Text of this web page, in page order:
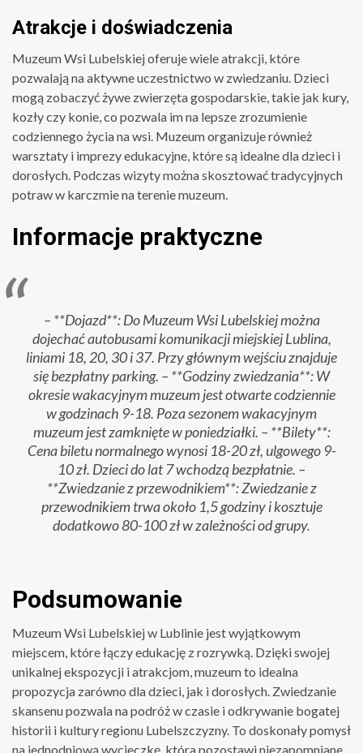
Atrakcje i doświadczenia
Muzeum Wsi Lubelskiej oferuje wiele atrakcji, które
pozwalają na aktywne uczestnictwo w zwiedzaniu. Dzieci
mogą zobaczyć żywe zwierzęta gospodarskie, takie jak kury,
kozły czy konie, co pozwala im na lepsze zrozumienie
codziennego życia na wsi. Muzeum organizuje również
warsztaty i imprezy edukacyjne, które są idealne dla dzieci i
dorosłych. Podczas wizyty można skosztować tradycyjnych
potraw w karczmie na terenie muzeum.
Informacje praktyczne
– **Dojazd**: Do Muzeum Wsi Lubelskiej można
dojechać autobusami komunikacji miejskiej Lublina,
liniami 18, 20, 30 i 37. Przy głównym wejściu znajduje
się bezpłatny parking. – **Godziny zwiedzania**: W
okresie wakacyjnym muzeum jest otwarte codziennie
w godzinach 9-18. Poza sezonem wakacyjnym
muzeum jest zamknięte w poniedziałki. – **Bilety**:
Cena biletu normalnego wynosi 18-20 zł, ulgowego 9-
10 zł. Dzieci do lat 7 wchodzą bezpłatnie. –
**Zwiedzanie z przewodnikiem**: Zwiedzanie z
przewodnikiem trwa około 1,5 godziny i kosztuje
dodatkowo 80-100 zł w zależności od grupy.
Podsumowanie
Muzeum Wsi Lubelskiej w Lublinie jest wyjątkowym
miejscem, które łączy edukację z rozrywką. Dzięki swojej
unikalnej ekspozycji i atrakcjom, muzeum to idealna
propozycja zarówno dla dzieci, jak i dorosłych. Zwiedzanie
skansenu pozwala na podróż w czasie i odkrywanie bogatej
historii i kultury regionu Lubelszczyzny. To doskonały pomysł
na jednodniową wycieczkę, która pozostawi niezapomniane